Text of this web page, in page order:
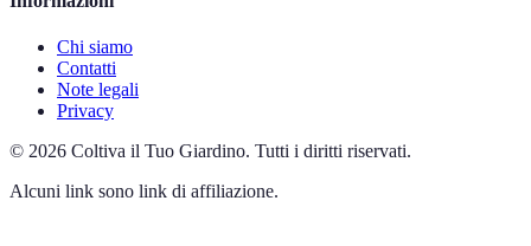
Chi siamo
Contatti
Note legali
Privacy
© 2026 Coltiva il Tuo Giardino. Tutti i diritti riservati.
Alcuni link sono link di affiliazione.